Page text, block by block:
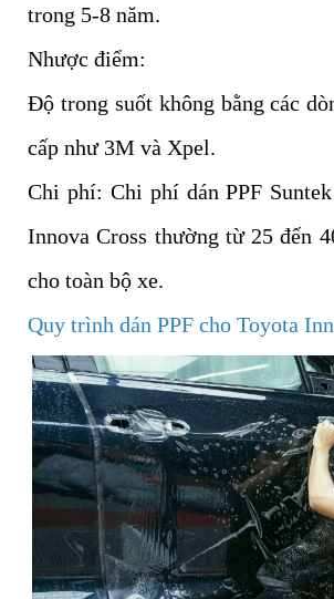
trong 5-8 năm.
Nhược điểm:
Độ trong suốt không bằng các
cấp như 3M và Xpel.
Chi phí: Chi phí dán PPF
Innova Cross thường từ 25 đến
cho toàn bộ xe.
Quy trình dán PPF cho Toyota